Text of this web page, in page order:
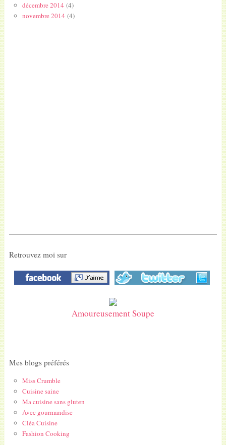
décembre 2014(4)
novembre 2014(4)
Retrouvez moi sur
Amoureusement Soupe
Mes blogs préférés
Miss Crumble
Cuisine saine
Ma cuisine sans gluten
Avec gourmandise
Cléa Cuisine
Fashion Cooking